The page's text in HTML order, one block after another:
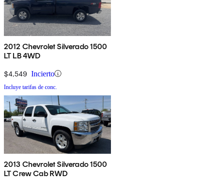
2012 Chevrolet Silverado 1500
LT LB 4WD
$4,549 Incierto
Incluye tarifas de conc.
2013 Chevrolet Silverado 1500
LT Crew Cab RWD